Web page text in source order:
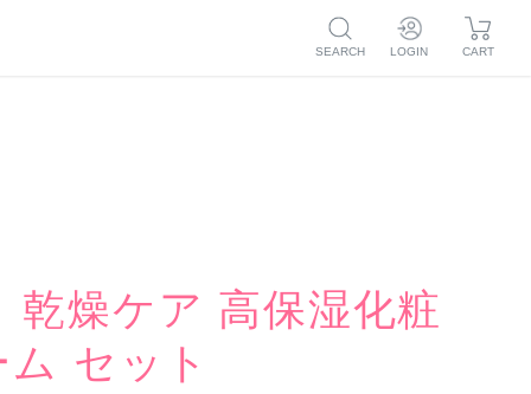
SEARCH LOGIN CART
乾燥ケア 高保湿化粧
セット